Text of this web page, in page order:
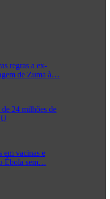
regras a ex-
de Zuma à…
24 milhões de
em vacinas e
Ébola sem…